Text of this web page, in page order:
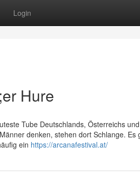
Login
Hure
Tube Deutschlands, Österreichs
denken, stehen dort Schlange. Es
ein https://arcanafestival.at/